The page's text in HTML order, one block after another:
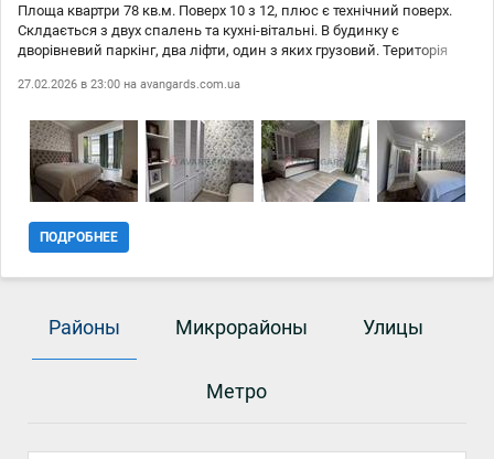
Площа квартри 78 кв.м. Поверх 10 з 12, плюс є технічний поверх.
Склдається з двух спалень та кухні-вітальні. В будинку є
дворівневий паркінг, два ліфти, один з яких грузовий. Територія
двір, дозволене безкоштовне паркування, консьерж 24/7.ЖК
Кучеревського, до Скверу Героїв та Парком Глоби 5-7 хвилин пішки.
Поряд ЖК Манхеттен, ЖК Женева, К-12
27.02.2026 в 23:00 на avangards.com.ua
ПОДРОБНЕЕ
Районы Микрорайоны Улицы
Метро